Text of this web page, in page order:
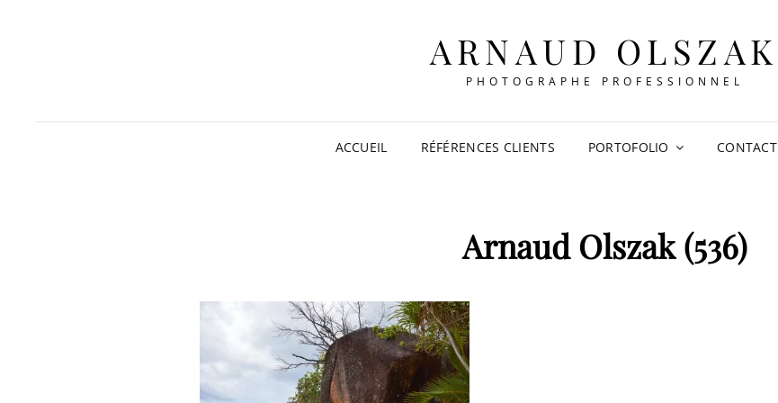
ARNAUD OLSZAK
PHOTOGRAPHE PROFESSIONNEL
ACCUEIL RÉFÉRENCES CLIENTS PORTOFOLIO CONTACT
Arnaud Olszak (536)